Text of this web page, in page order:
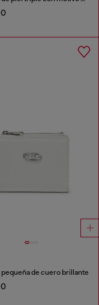
de cuero brillante